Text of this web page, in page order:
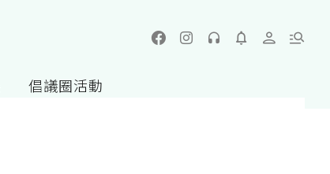
倡議圈活動